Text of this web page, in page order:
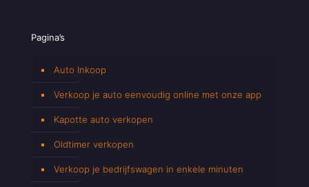
Pagina’s
Auto Inkoop
Verkoop je auto eenvoudig online met onze app
Kapotte auto verkopen
Oldtimer verkopen
Verkoop je bedrijfswagen in enkele minuten